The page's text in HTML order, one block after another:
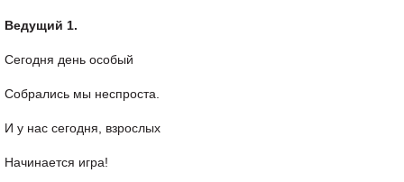
Ведущий 1.
Сегодня день особый
Собрались мы неспроста.
И у нас сегодня, взрослых
Начинается игра!